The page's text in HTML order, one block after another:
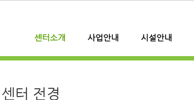
센터소개 사업안내 시설안내
센터 전경